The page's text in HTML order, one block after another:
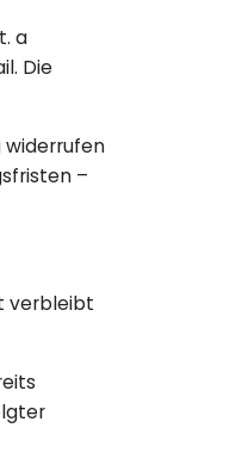
a
Die
widerrufen
–
verbleibt